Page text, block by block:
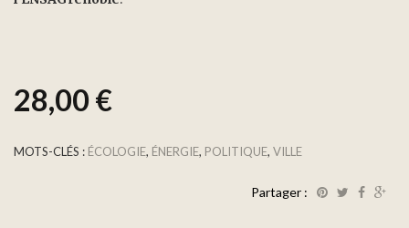
28,00€
MOTS-CLÉS : ÉCOLOGIE, ÉNERGIE, POLITIQUE, VILLE
Partager :